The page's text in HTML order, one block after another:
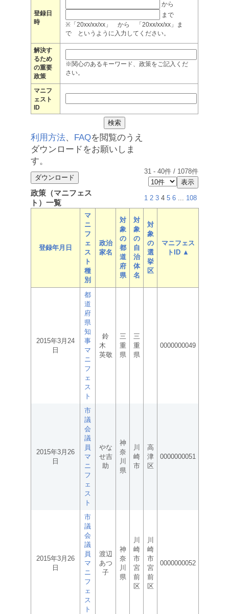
登録日
時
から
まで
※「20xx/xx/xx」 から 「20xx/xx/xx」ま
で というように入力してください。
解決す
るため
の重要
政策
※関心のあるキーワード、政策をご記入くだ
さい。
マニフ
ェスト
ID
利用方法、 FAQを閲覧のうえ
ダウンロードをお願いしま
す。
31 - 40件 / 1078件
政策（マニフェス
ト）一覧
1 2 3 4 5 6 ... 108
登録年月日
マ
ニ
フ
ェ
ス
ト
種
別
政治
家名
対
象
の
都
道
府
県
対
象
の
自
治
体
名
対
象
の
選
挙
区
マニフェス
トID ▲
2015年3月24
日
都
道
府
県
知
事
マ
ニ
フ
ェ
ス
ト
鈴
木
英敬
三
重
県
三
重
県
0000000049
2015年3月26
日
市
議
会
議
員
マ
ニ
フ
ェ
ス
ト
やな
せ吉
助
神
奈
川
県
川
崎
市
高
津
区
0000000051
2015年3月26
日
市
議
会
議
員
マ
ニ
フ
ェ
ス
ト
渡辺
あつ
子
神
奈
川
県
川
崎
市
宮
前
区
川
崎
市
宮
前
区
0000000052